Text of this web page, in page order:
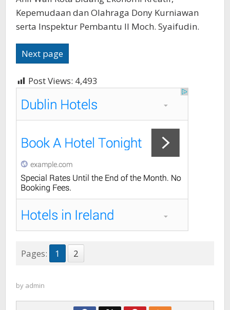
Kepemudaan dan Olahraga Dony Kurniawan
serta Inspektur Pembantu II Moch. Syaifudin.
Next page
Post Views: 4,493
Pages: 1 2
by admin